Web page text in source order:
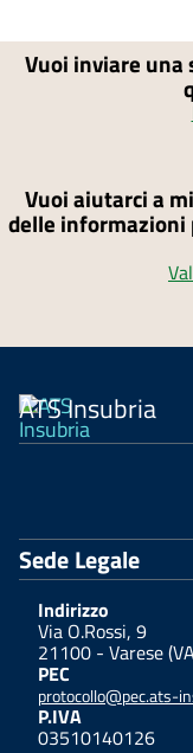
Vuoi inviare una
Vuoi aiutarci a
delle
ATS Insubria
Sede Legale
Indirizzo
Via O.Rossi, 9
21100 - Varese
PEC
protocollo@pec.ats-
P.IVA
03510140126